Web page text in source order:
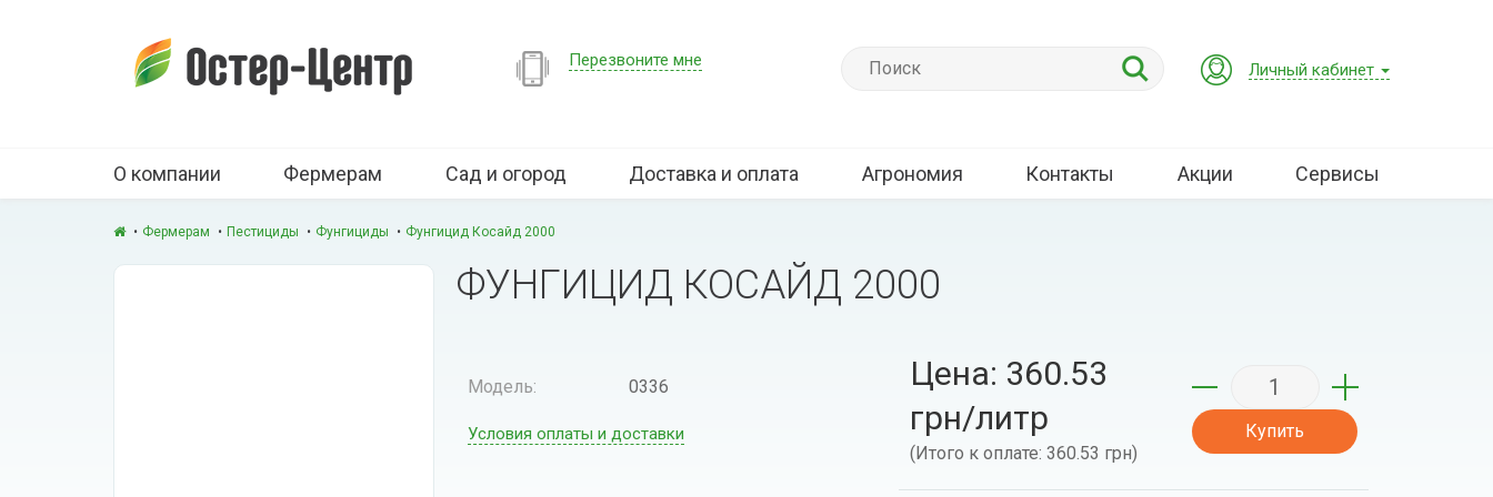
Перезвоните мне Личный кабинет
О компании Фермерам Сад и огород Доставка и оплата Агрономия Контакты Акции Сервисы
Фермерам Пестициды Фунгициды Фунгицид Косайд 2000
ФУНГИЦИД КОСАЙД 2000
Модель: 0336
Условия оплаты и доставки
Цена: 360.53
грн/литр
(Итого к оплате: 360.53 грн)
Купить